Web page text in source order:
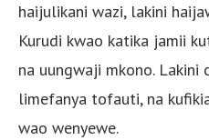
haijulikani wazi, lakini
Kurudi kwao katika jamii
na uungwaji mkono. Lakini
limefanya tofauti, na
wao wenyewe.